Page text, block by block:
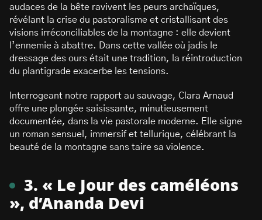
audaces de la bête ravivent les peurs archaïques,
révélant la crise du pastoralisme et cristallisant des
visions irréconciliables de la montagne : elle devient
l’ennemie à abattre. Dans cette vallée où jadis le
dressage des ours était une tradition, la réintroduction
du plantigrade exacerbe les tensions.
Interrogeant notre rapport au sauvage, Clara Arnaud
offre une plongée saisissante, minutieusement
documentée, dans la vie pastorale moderne. Elle signe
un roman sensuel, immersif et tellurique, célébrant la
beauté de la montagne sans taire sa violence.
3. « Le Jour des caméléons
», d’Ananda Devi